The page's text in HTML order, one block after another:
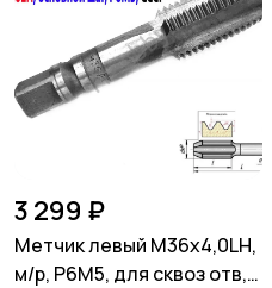
3 299 ₽
Метчик левый М36х4,0LH,
м/р, Р6М5, для сквоз отв,